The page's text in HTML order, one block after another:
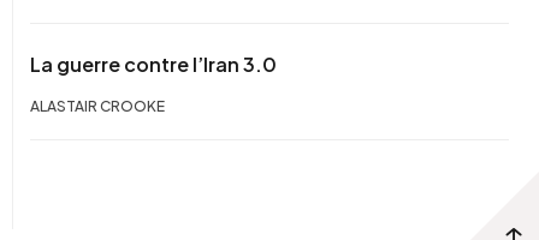
La guerre contre l’Iran 3.0
ALASTAIR CROOKE